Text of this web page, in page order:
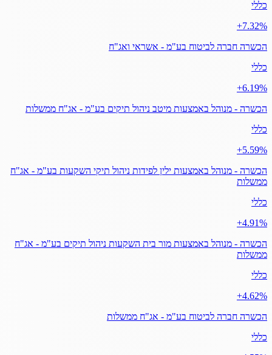
כללי
‎+7.32%
הכשרה חברה לביטוח בע"מ - אשראי ואג"ח
כללי
‎+6.19%
הכשרה - מנוהל באמצעות מיטב ניהול תיקים בע"מ - אג"ח ממשלות
כללי
‎+5.59%
הכשרה - מנוהל באמצעות ילין לפידות ניהול תיקי השקעות בע"מ - אג"ח
ממשלות
כללי
‎+4.91%
הכשרה - מנוהל באמצעות מור בית השקעות ניהול תיקים בע"מ - אג"ח
ממשלות
כללי
‎+4.62%
הכשרה חברה לביטוח בע"מ - אג"ח ממשלות
כללי